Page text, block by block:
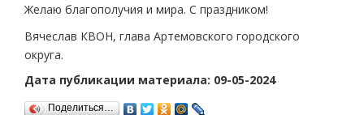
Желаю благополучия и мира. С праздником!
Вячеслав КВОН, глава Артемовского городского
округа.
Дата публикации материала: 09-05-2024
Поделиться…